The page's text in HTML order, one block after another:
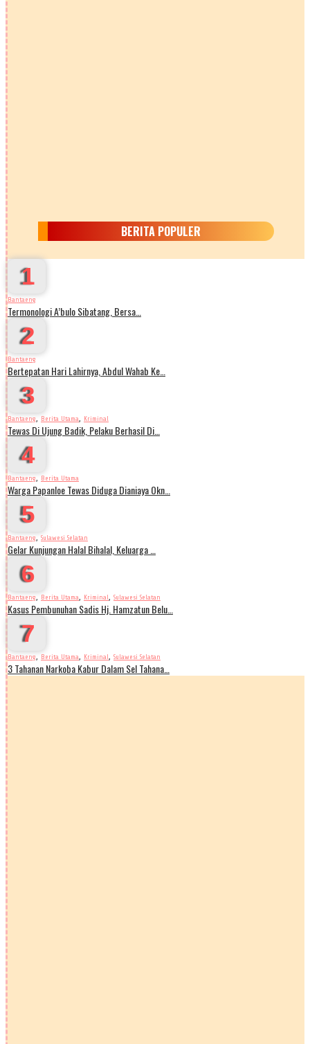
BERITA POPULER
1
Bantaeng
Termonologi A’bulo Sibatang, Bersa…
2
Bantaeng
Bertepatan Hari Lahirnya, Abdul Wahab Ke…
3
Bantaeng, Berita Utama, Kriminal
Tewas Di Ujung Badik, Pelaku Berhasil Di…
4
Bantaeng, Berita Utama
Warga Papanloe Tewas Diduga Dianiaya Okn…
5
Bantaeng, Sulawesi Selatan
Gelar Kunjungan Halal Bihalal, Keluarga …
6
Bantaeng, Berita Utama, Kriminal, Sulawesi Selatan
Kasus Pembunuhan Sadis Hj. Hamzatun Belu…
7
Bantaeng, Berita Utama, Kriminal, Sulawesi Selatan
3 Tahanan Narkoba Kabur Dalam Sel Tahana…